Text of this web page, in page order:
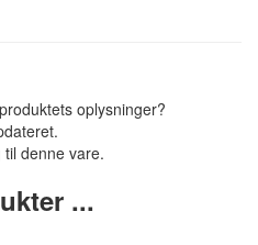
oplysninger?
denne vare.
...